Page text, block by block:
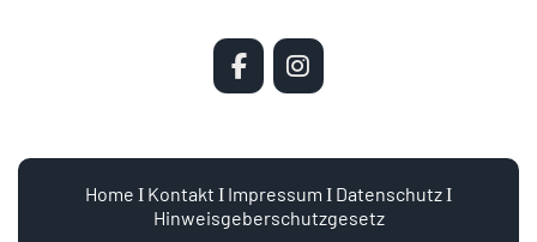
Home Ι Kontakt Ι Impressum Ι DatenschutzΙ
Hinweisgeberschutzgesetz